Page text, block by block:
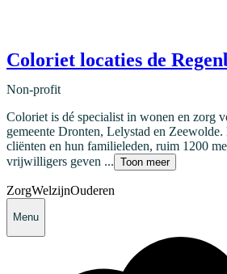
Coloriet locaties de
Non-profit
Coloriet is dé specialist in wonen en zorg
gemeente Dronten, Lelystad en
cliënten en hun familieleden, ruim 1200
vrijwilligers geven ... Toon meer
ZorgWelzijnOuderen
Menu